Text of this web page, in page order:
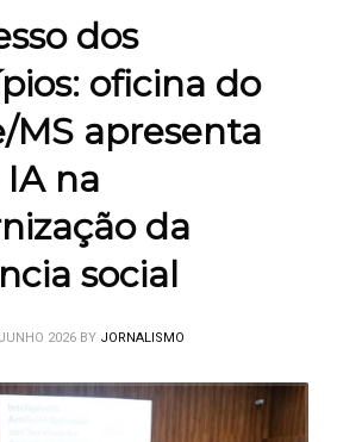
dos
oficina do
MS apresenta
IA na
da
social
2026 BY JORNALISMO